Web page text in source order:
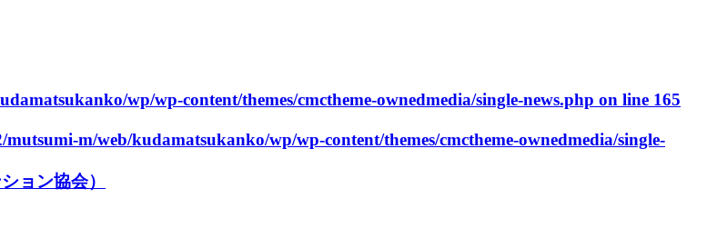
wp/wp-content/themes/cmctheme-ownedmedia/single-news.php on line 165
mutsumi-m/web/kudamatsukanko/wp/wp-content/themes/cmctheme-ownedmedia/single-
ョン協会）